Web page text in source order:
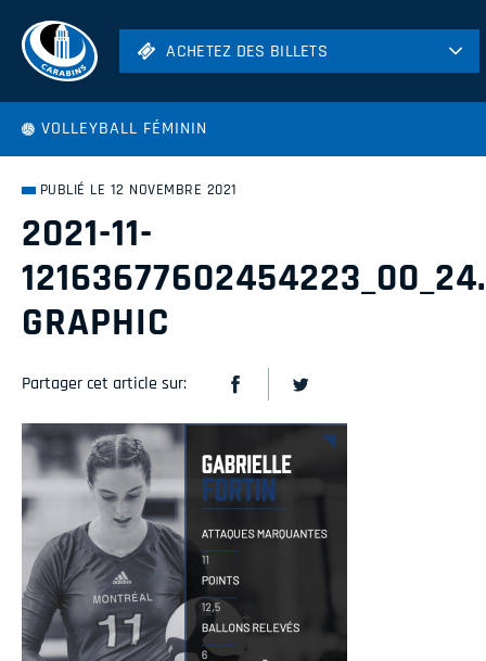
ACHETEZ DES BILLETS
Hockey
ACHETEZ DES BILLETS
VOLLEYBALL FÉMININ
PUBLIÉ LE 12 NOVEMBRE 2021
2021-11-
GRAPHIC
Partager cet article sur: